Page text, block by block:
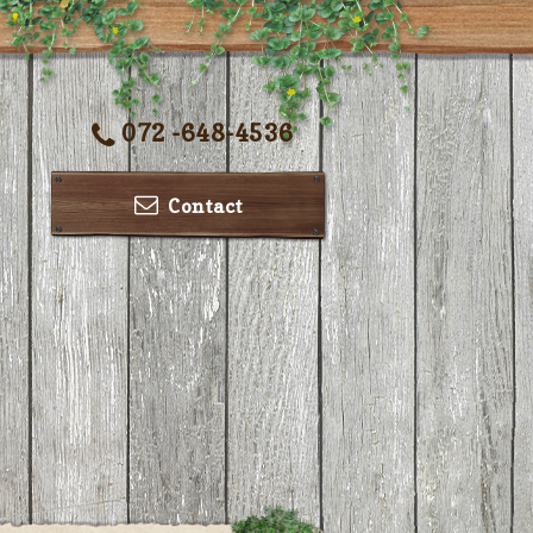
072 -648-4536
Contact